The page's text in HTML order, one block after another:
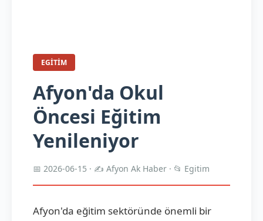
EGITIM
Afyon'da Okul
Öncesi Eğitim
Yenileniyor
📅 2026-06-15 · ✍️ Afyon Ak Haber · 📂 Egitim
Afyon'da eğitim sektöründe önemli bir